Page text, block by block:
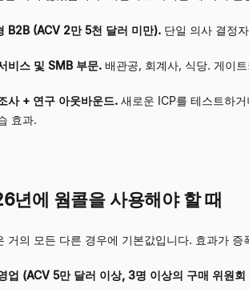
B2B (ACV 2만 5천 달러 미만). 단일 의사 결정
비스 및 SMB 부문. 배관공, 회계사, 식당. 게이
사 + 연구 아웃바운드. 새로운 ICP를 테스트하
효과.
년에 웜콜을 사용해야 할 때
거의 모든 다른 경우에 기본값입니다. 효과가 증
업 (ACV 5만 달러 이상, 3명 이상의 구매 위원회